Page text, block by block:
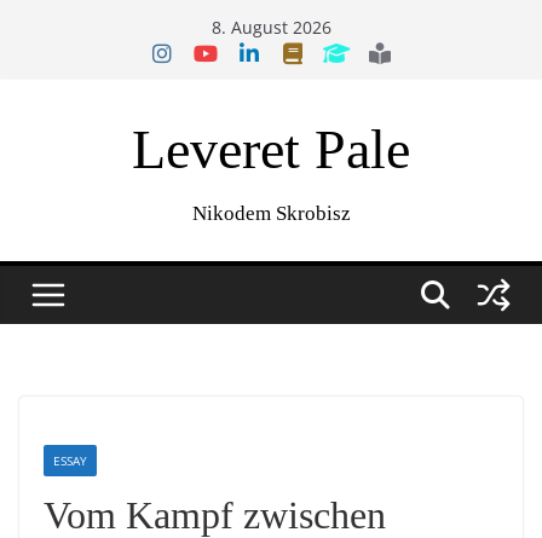
8. August 2026
Leveret Pale
Nikodem Skrobisz
ESSAY
Vom Kampf zwischen